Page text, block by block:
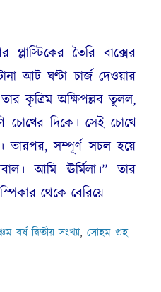
তৈরি বাক্সের
আট ঘণ্টা চার্জ দেওয়ার
কৃত্রিম অক্ষিপল্লব তুলল,
চোখের দিকে। সেই চোখে
তারপর, সম্পূর্ণ সচল হয়ে
আমি ঊর্মিলা।’’ তার
থেকে বেরিয়ে
বর্ষ দ্বিতীয় সংখ্যা, সোহম গুহ